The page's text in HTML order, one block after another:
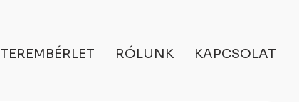
TEREMBÉRLET RÓLUNK KAPCSOLAT